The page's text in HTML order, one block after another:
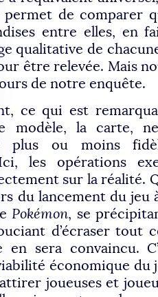
permet de comparer
entre elles, en
qualitative de
être relevée. Mais
de notre enquête.
ce qui est
modèle, la carte,
plus ou moins
les opérations
sur la réalité.
du lancement du jeu
Pokémon, se
d’écraser tout
en sera convaincu.
économique
joueuses et